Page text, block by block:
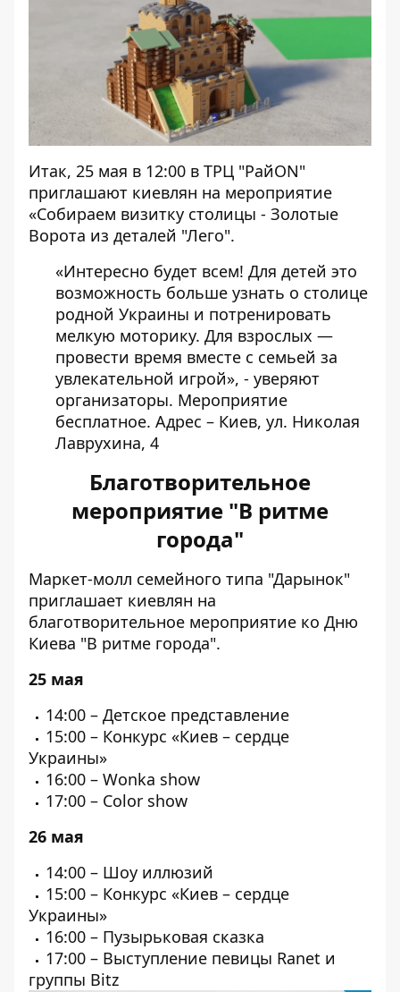
Итак, 25 мая в 12:00 в ТРЦ "РайON"
приглашают киевлян на мероприятие
«Собираем визитку столицы - Золотые
Ворота из деталей "Лего".
«Интересно будет всем! Для детей это
возможность больше узнать о столице
родной Украины и потренировать
мелкую моторику. Для взрослых —
провести время вместе с семьей за
увлекательной игрой», - уверяют
организаторы. Мероприятие
бесплатное. Адрес – Киев, ул. Николая
Лаврухина, 4
Благотворительное
мероприятие "В ритме
города"
Маркет-молл семейного типа "Дарынок"
приглашает киевлян на
благотворительное мероприятие ко Дню
Киева "В ритме города".
25 мая
14:00 – Детское представление
15:00 – Конкурс «Киев – сердце
Украины»
16:00 – Wonka show
17:00 – Color show
26 мая
14:00 – Шоу иллюзий
15:00 – Конкурс «Киев – сердце
Украины»
16:00 – Пузырьковая сказка
17:00 – Выступление певицы Ranet и
группы Bitz